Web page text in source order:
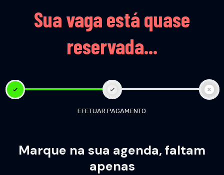
Sua vaga está quase
reservada...
EFETUAR PAGAMENTO
Marque na sua agenda, faltam
apenas